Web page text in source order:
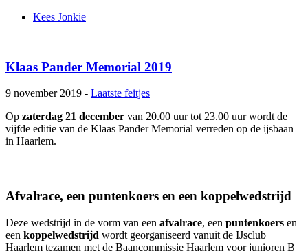
Kees Jonkie
Klaas Pander Memorial 2019
9 november 2019 - Laatste feitjes
Op zaterdag 21 december van 20.00 uur tot 23.00 uur wordt de
vijfde editie van de Klaas Pander Memorial verreden op de ijsbaan
in Haarlem.
Afvalrace, een puntenkoers en een koppelwedstrijd
Deze wedstrijd in de vorm van een afvalrace, een puntenkoers en
een koppelwedstrijd wordt georganiseerd vanuit de IJsclub
Haarlem tezamen met de Baancommissie Haarlem voor junioren B